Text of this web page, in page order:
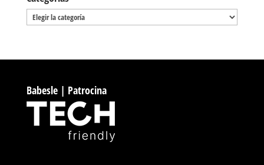
Categorías
Babesle | Patrocina